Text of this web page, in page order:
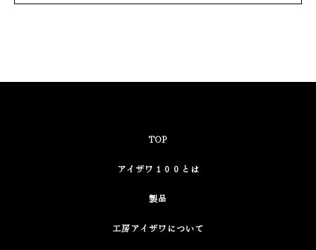
TOP
アイザワ１００とは
製品
工房アイザワについて